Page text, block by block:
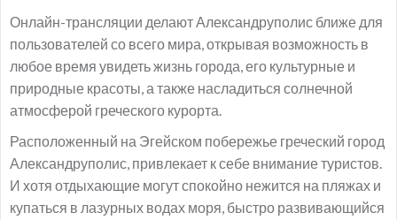
Онлайн-трансляции делают Александруполис ближе для
пользователей со всего мира, открывая возможность в
любое время увидеть жизнь города, его культурные и
природные красоты, а также насладиться солнечной
атмосферой греческого курорта.
Расположенный на Эгейском побережье греческий город
Александруполис, привлекает к себе внимание туристов.
И хотя отдыхающие могут спокойно нежится на пляжах и
купаться в лазурных водах моря, быстро развивающийся